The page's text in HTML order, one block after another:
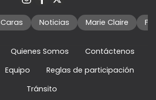
Caras Noticias Marie Claire
Quienes Somos
Contáctenos
Equipo
Reglas de participación
Tránsito